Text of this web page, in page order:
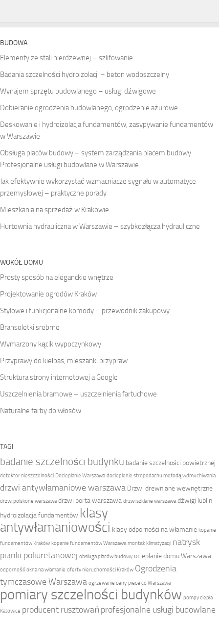
BUDOWA
Elementy ze stali nierdzewnej – szlifowanie
Badania szczelności hydroizolacji – beton wodoszczelny
Wynajem sprzętu budowlanego – usługi dźwigowe
Dobieranie ogrodzenia budowlanego, ogrodzenie ażurowe
Deskowanie i hydroizolacja fundamentów, zasypywanie fundamentów
w Warszawie
Obsługa placów budowy – system zarządzania placem budowy.
Profesjonalne usługi budowlane w Warszawie
Jak efektywnie wykorzystać wzmacniacze sygnału w automatyce
przemysłowej – praktyczne porady
Mieszkania na sprzedaż w Krakowie
Hurtownia hydrauliczna w Warszawie – szybkozłącza hydrauliczne
WOKÓŁ DOMU
Prosty sposób na eleganckie wnętrze
Projektowanie ogrodów Kraków
Stylowe i funkcjonalne komody – przewodnik zakupowy
Bransoletki srebrne
Wymarzony kącik wypoczynkowy
Przyprawy do kiełbas, mieszanki przypraw
Struktura strony internetowej a Google
Uszczelnienia bramowe – uszczelnienia fartuchowe
Naturalne farby do włosów
TAGI
badanie szczelności budynku badanie szczelności powietrznej
detektor nieszczelności Docieplanie Warszawa docieplenie stropodachu metodą wdmuchiwania
drzwi antywłamaniowe warszawa Drzwi drewniane wewnętrzne
drzwi polskone warszawa drzwi porta warszawa drzwi szklane warszawa dźwigi lublin
hydroizolacja fundamentów klasy
antywłamaniowości klasy odporności na włamanie kopanie
fundamentów Kraków kopanie fundamentów Warszawa montaż klimatyzacji natrysk
pianki poliuretanowej obsługa placów budowy ocieplanie domu Warszawa
odporność okna na włamanie oferty nieruchomości Kraków Ogrodzenia
tymczasowe Warszawa ogrzewanie ceny piece co Warszawa
pomiary szczelności budynków pompy ciepła
Katowice producent rusztowań profesjonalne usługi budowlane